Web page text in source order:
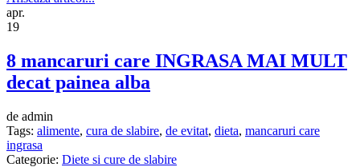
apr.
19
8 mancaruri care INGRASA MAI MULT
decat painea alba
de admin
Tags: alimente, cura de slabire, de evitat, dieta, mancaruri care
ingrasa
Categorie: Diete si cure de slabire